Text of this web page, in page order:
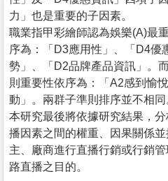
力」也是重要的子因素。
職業指甲彩繪師認為娛樂(A)最
序為：「D3應用性」、「D4優
勢」、「D2品牌產品資訊」。
則重要性依序為：「A2感到愉
動」。兩群子準則排序並不相同
本研究最後將依據研究結果，
播因素之間的權重、因果關係
主、廠商進行直播行銷或行銷
路直播之目的。